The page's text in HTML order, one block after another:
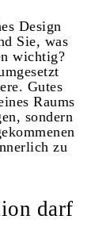
Design
Sie, was
wichtig?
Gutes
Raums
sondern
zu
darf